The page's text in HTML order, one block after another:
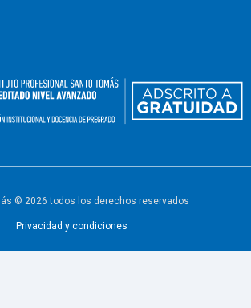
© 2026 todos los derechos reservados
Privacidad y condiciones